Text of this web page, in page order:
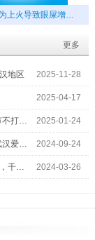
上火导致眼屎增…
更多
地区 2025-11-28
2025-04-17
不打… 2025-01-24
汉爱… 2024-09-24
，千… 2024-03-26